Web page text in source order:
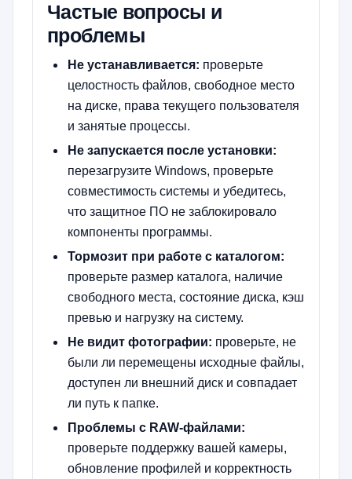
Частые вопросы и
проблемы
Не устанавливается: проверьте
целостность файлов, свободное место
на диске, права текущего пользователя
и занятые процессы.
Не запускается после установки:
перезагрузите Windows, проверьте
совместимость системы и убедитесь,
что защитное ПО не заблокировало
компоненты программы.
Тормозит при работе с каталогом:
проверьте размер каталога, наличие
свободного места, состояние диска, кэш
превью и нагрузку на систему.
Не видит фотографии: проверьте, не
были ли перемещены исходные файлы,
доступен ли внешний диск и совпадает
ли путь к папке.
Проблемы с RAW-файлами:
проверьте поддержку вашей камеры,
обновление профилей и корректность